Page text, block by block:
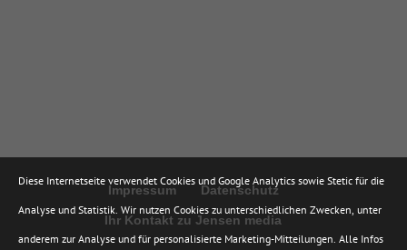
Impressum Datenschutz
Ihr Kontakt zu Jensen media
Diese Internetseite verwendet Cookies und Google Analytics sowie Stetic für die
Analyse und Statistik. Wir nutzen Cookies zu unterschiedlichen Zwecken, unter
anderem zur Analyse und für personalisierte Marketing-Mitteilungen. Alle Infos